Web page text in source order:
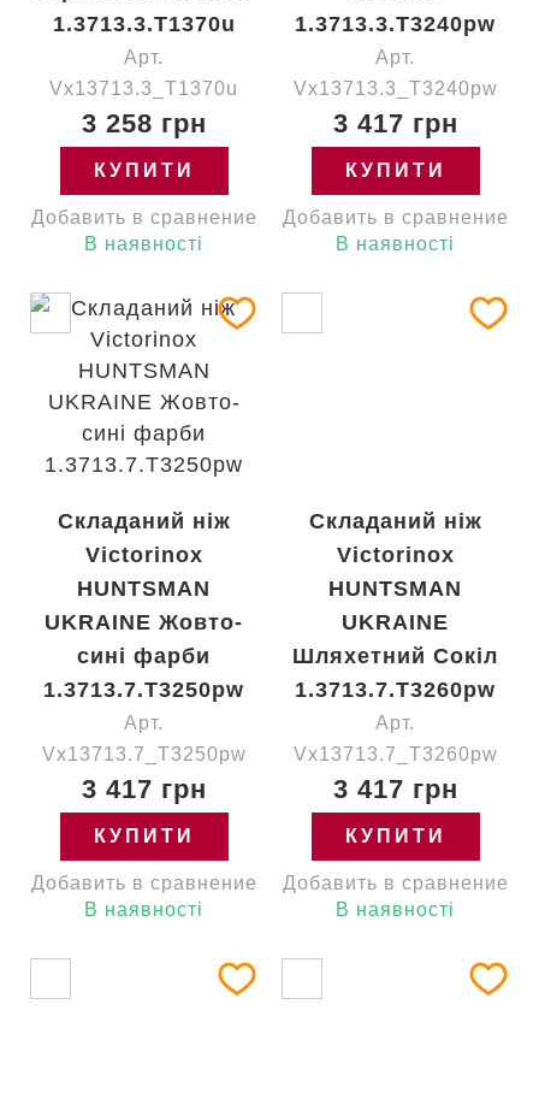
1.3713.3.T1370u
Арт.
Vx13713.3_T1370u
3 258 грн
КУПИТИ
Добавить в сравнение
В наявності
1.3713.3.T3240pw
Арт.
Vx13713.3_T3240pw
3 417 грн
КУПИТИ
Добавить в сравнение
В наявності
Складаний ніж
Victorinox
HUNTSMAN
UKRAINE Жовто-
сині фарби
1.3713.7.T3250pw
Арт.
Vx13713.7_T3250pw
3 417 грн
КУПИТИ
Добавить в сравнение
В наявності
Складаний ніж
Victorinox
HUNTSMAN
UKRAINE
Шляхетний Сокіл
1.3713.7.T3260pw
Арт.
Vx13713.7_T3260pw
3 417 грн
КУПИТИ
Добавить в сравнение
В наявності